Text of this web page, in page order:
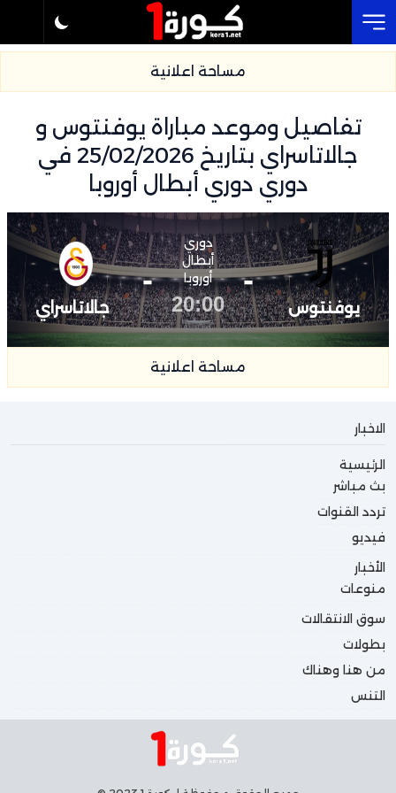
مساحة اعلانية
تفاصيل وموعد مباراة يوفنتوس و
جالاتاسراي بتاريخ 25/02/2026 في
دوري دوري أبطال أوروبا
يوفنتوس
-
دوري
أبطال
أوروبا
20:00
-
جالاتاسراي
مساحة اعلانية
الاخبار
الرئيسية
بث مباشر
تردد القنوات
فيديو
الأخبار
منوعات
سوق الانتقالات
بطولات
من هنا وهناك
التنس